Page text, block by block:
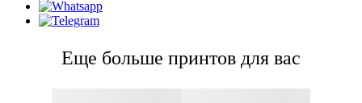
Еще больше принтов для вас